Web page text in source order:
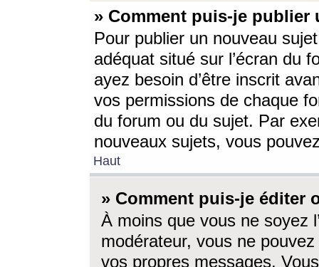
» Comment puis-je
Pour publier un nouveau
adéquat situé sur l’écran du
ayez besoin d’être inscrit
vos permissions de chaque
du forum ou du sujet. Par
nouveaux sujets, vous
Haut
» Comment puis-je éditer
À moins que vous ne soyez
modérateur, vous ne
vos propres messages.